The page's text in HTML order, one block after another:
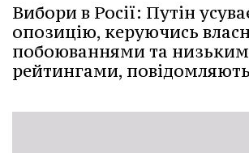
Вибори в Росії: Путін
опозицію, керуючись
побоюваннями та
рейтингами,